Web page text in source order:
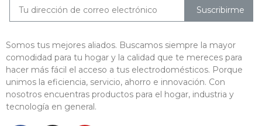
Suscribirme
Somos tus mejores aliados. Buscamos siempre la mayor
comodidad para tu hogar y la calidad que te mereces para
hacer más fácil el acceso a tus electrodomésticos. Porque
unimos la eficiencia, servicio, ahorro e innovación. Con
nosotros encuentras productos para el hogar, industria y
tecnología en general.